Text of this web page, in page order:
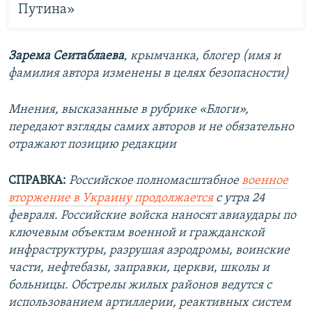
Путина»
Зарема Сеитаблаева, крымчанка, блогер (имя и
фамилия автора изменены в целях безопасности)
Мнения, высказанные в рубрике «Блоги»,
передают взгляды самих авторов и не обязательно
отражают позицию редакции
СПРАВКА: Российское полномасштабноевоенное
вторжение в Украину продолжаетсяс утра 24
февраля. Российские войска наносят авиаудары по
ключевым объектам военной и гражданской
инфраструктуры, разрушая аэродромы, воинские
части, нефтебазы, заправки, церкви, школы и
больницы. Обстрелы жилых районов ведутся с
использованием артиллерии, реактивных систем